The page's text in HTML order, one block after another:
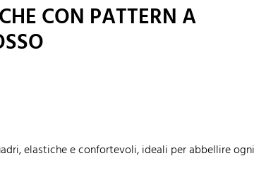
CON PATTERN A
elastiche e confortevoli, ideali per abbellire ogni